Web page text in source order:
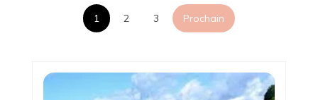
Pagination
publications
1 2 3 Prochain